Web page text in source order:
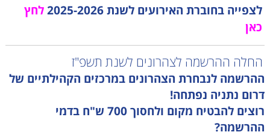
לצפייה בחוברת האירועים לשנת 2025-2026
לחץ
כאן
החלה ההרשמה לצהרונים לשנת תשפ"ז
ההרשמה לנבחרת הצהרונים במרכזים הקהילתיים של
דרום נתניה נפתחה!
רוצים להבטיח מקום ולחסוך 700 ש"ח בדמי
ההרשמה?